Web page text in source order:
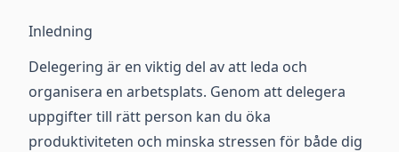
Inledning
Delegering är en viktig del av att leda och
organisera en arbetsplats. Genom att delegera
uppgifter till rätt person kan du öka
produktiviteten och minska stressen för både dig